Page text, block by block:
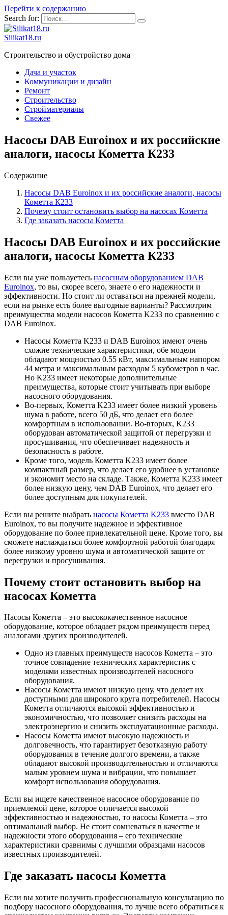
Перейти к содержанию
Search for:
Silikat18.ru
Строительство и обустройство дома
Дача и участок
Коммуникации и дизайн
Ремонт
Строительство
Стройматериалы
Свежее
Насосы DAB Euroinox и их российские
аналоги, насосы Кометта К233
Содержание
Насосы DAB Euroinox и их российские аналоги, насосы
Кометта К233
Почему стоит остановить выбор на насосах Кометта
Где заказать насосы Кометта
Насосы DAB Euroinox и их российские
аналоги, насосы Кометта К233
Если вы уже пользуетесь насосным оборудованием DAB
Euroinox, то вы, скорее всего, знаете о его надежности и
эффективности. Но стоит ли оставаться на прежней модели,
если на рынке есть более выгодные варианты? Рассмотрим
преимущества модели насосов Кометта K233 по сравнению с
DAB Euroinox.
Насосы Кометта K233 и DAB Euroinox имеют очень
схожие технические характеристики, обе модели
обладают мощностью 0.55 кВт, максимальным напором
44 метра и максимальным расходом 5 кубометров в час.
Но K233 имеет некоторые дополнительные
преимущества, которые стоит учитывать при выборе
насосного оборудования.
Во-первых, Кометта K233 имеет более низкий уровень
шума в работе, всего 50 дБ, что делает его более
комфортным в использовании. Во-вторых, K233
оборудован автоматической защитой от перегрузки и
просушивания, что обеспечивает надежность и
безопасность в работе.
Кроме того, модель Кометта K233 имеет более
компактный размер, что делает его удобнее в установке
и экономит место на складе. Также, Кометта K233 имеет
более низкую цену, чем DAB Euroinox, что делает его
более доступным для покупателей.
Если вы решите выбрать насосы Кометта K233 вместо DAB
Euroinox, то вы получите надежное и эффективное
оборудование по более привлекательной цене. Кроме того, вы
сможете наслаждаться более комфортной работой благодаря
более низкому уровню шума и автоматической защите от
перегрузки и просушивания.
Почему стоит остановить выбор на
насосах Кометта
Насосы Кометта – это высококачественное насосное
оборудование, которое обладает рядом преимуществ перед
аналогами других производителей.
Одно из главных преимуществ насосов Кометта – это
точное совпадение технических характеристик с
моделями известных производителей насосного
оборудования.
Насосы Кометта имеют низкую цену, что делает их
доступными для широкого круга потребителей. Насосы
Кометта отличаются высокой эффективностью и
экономичностью, что позволяет снизить расходы на
электроэнергию и снизить эксплуатационные расходы.
Насосы Кометта имеют высокую надежность и
долговечность, что гарантирует безотказную работу
оборудования в течение долгого времени, а также
обладают высокой производительностью и отличаются
малым уровнем шума и вибрации, что повышает
комфорт использования оборудования.
Если вы ищете качественное насосное оборудование по
приемлемой цене, которое отличается высокой
эффективностью и надежностью, то насосы Кометта – это
оптимальный выбор. Не стоит сомневаться в качестве и
надежности этого оборудования – его технические
характеристики сравнимы с лучшими образцами насосов
известных производителей.
Где заказать насосы Кометта
Если вы хотите получить профессиональную консультацию по
подбору насосного оборудования, то лучше всего обратиться к